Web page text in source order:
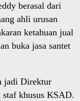
berasal dari
ahli urusan
ketahuan jual
buka jasa santet
jadi Direktur
staf khusus KSAD.